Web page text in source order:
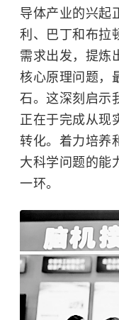
导体产业的兴起
利、巴丁和布拉
需求出发，提炼
核心原理问题，
石。这深刻启示
正在于完成从现
转化。着力培养
大科学问题的能
一环。